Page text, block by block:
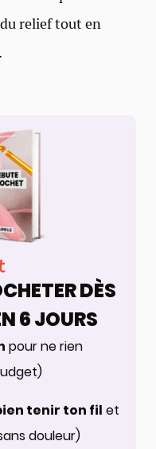
relief tout en
DÈS
6 JOURS
pour ne rien
tenir ton fil et
douleur)